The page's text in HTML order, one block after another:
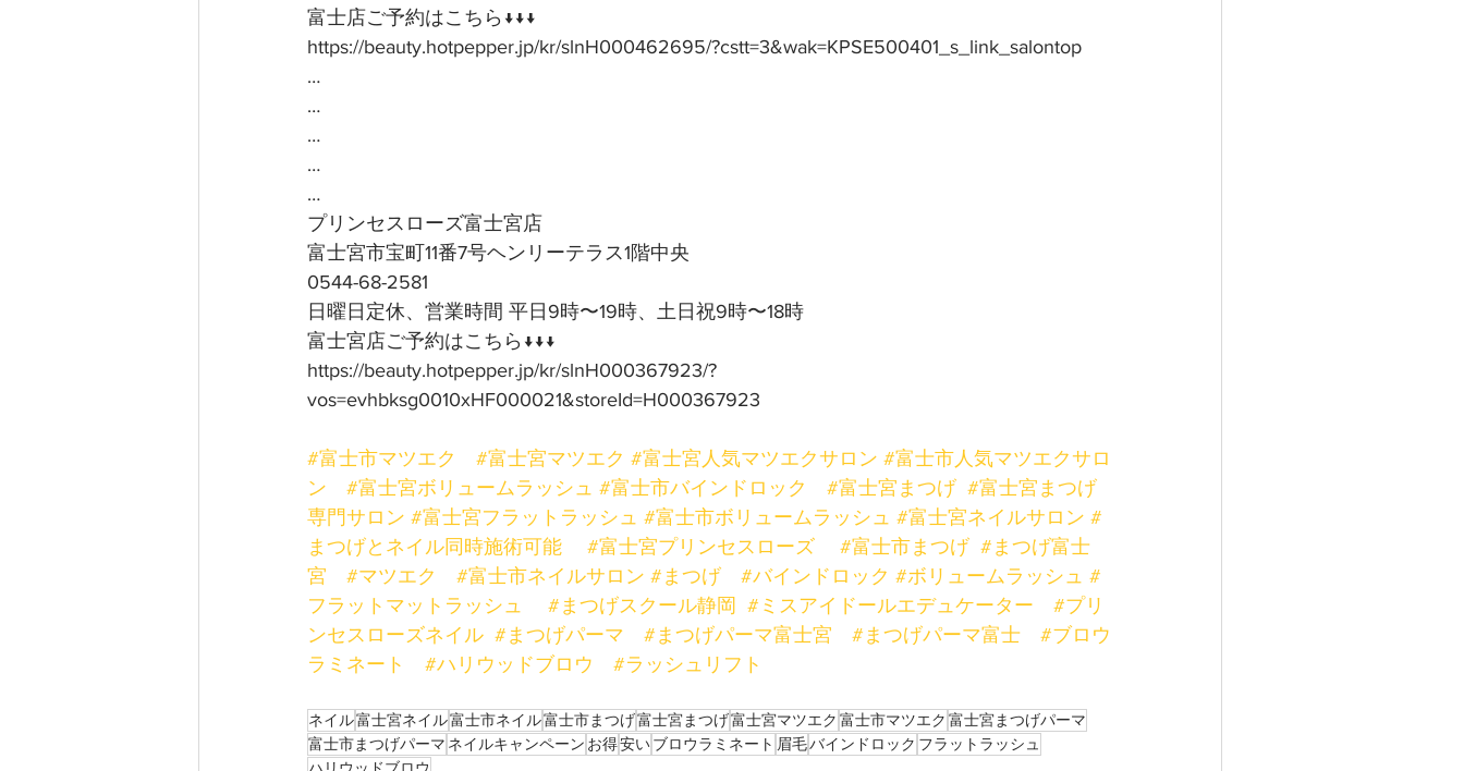
富士店ご予約はこちら↓↓↓
https://beauty.hotpepper.jp/kr/slnH000462695/?cstt=3&wak=KPSE500401_s_link_salontop
…
…
…
…
…
プリンセスローズ富士宮店
富士宮市宝町11番7号ヘンリーテラス1階中央
0544-68-2581
日曜日定休、営業時間 平日9時〜19時、土日祝9時〜18時
富士宮店ご予約はこちら↓↓↓
https://beauty.hotpepper.jp/kr/slnH000367923/?
vos=evhbksg0010xHF000021&storeId=H000367923
#富士市マツエク #富士宮マツエク #富士宮人気マツエクサロン #富士市人気マツエクサロ
ン
#富士宮ボリュームラッシュ #富士市バインドロック #富士宮まつげ #富士宮まつげ
専門サロン #富士宮フラットラッシュ #富士市ボリュームラッシュ #富士宮ネイルサロン #
まつげとネイル同時施術可能
#富士宮プリンセスローズ #富士市まつげ #まつげ富士
宮
#マツエク #富士市ネイルサロン #まつげ #バインドロック #ボリュームラッシュ #
フラットマットラッシュ
#まつげスクール静岡 #ミスアイドールエデュケーター
#プリ
ンセスローズネイル #まつげパーマ #まつげパーマ富士宮 #まつげパーマ富士
#ブロウ
ラミネート
#ハリウッドブロウ #ラッシュリフト
ネイル富士宮ネイル富士市ネイル富士市まつげ富士宮まつげ富士宮マツエク 富士市マツエク 富士宮まつげパーマ
富士市まつげパーマ ネイルキャンペーン お得安いブロウラミネート 眉毛バインドロック フラットラッシュ